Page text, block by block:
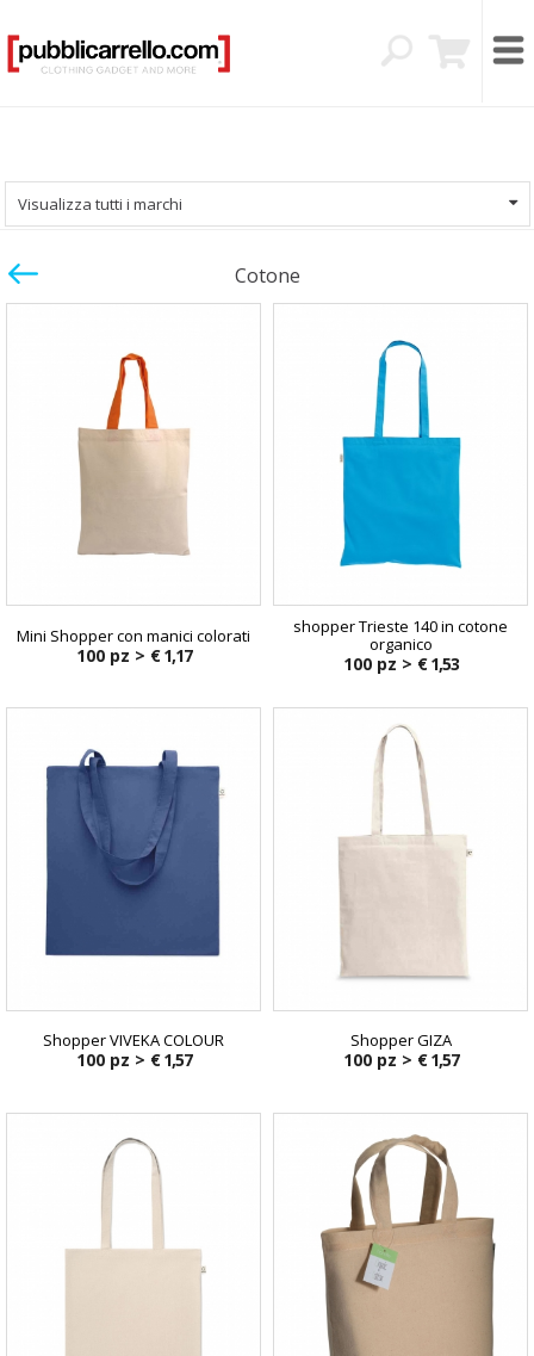
Visualizza tutti i marchi
Cotone
Mini Shopper con manici colorati
100 pz > € 1,17
shopper Trieste 140 in cotone
organico
100 pz > € 1,53
Shopper VIVEKA COLOUR
100 pz > € 1,57
Shopper GIZA
100 pz > € 1,57